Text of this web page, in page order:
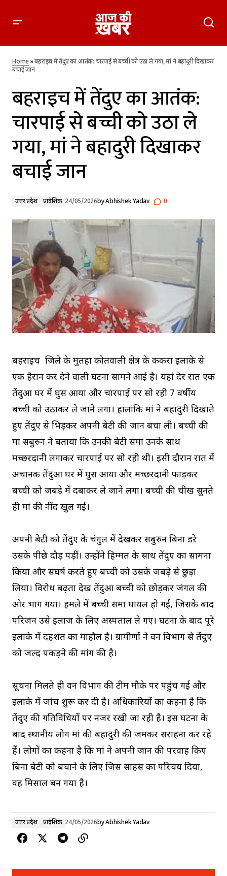
दिखाकर बचाई जान
Home»बहराइच में तेंदुए का आतंक: चारपाई से बच्ची को उठा ले गया, मां ने बहादुरी दिखाकर
बचाई जान
बहराइच में तेंदुए का आतंक:
चारपाई से बच्ची को उठा ले
गया, मां ने बहादुरी दिखाकर
बचाई जान
उत्तर प्रदेश प्रादेशिक 24/05/2026byAbhishek Yadav 0
बहराइच जिले के मुर्तिहा कोतवाली क्षेत्र के ककरा इलाके से
एक हैरान कर देने वाली घटना सामने आई है। यहां देर रात एक
तेंदुआ घर में घुस आया और चारपाई पर सो रही 7 वर्षीय
बच्ची को उठाकर ले जाने लगा। हालांकि मां ने बहादुरी दिखाते
हुए तेंदुए से भिड़कर अपनी बेटी की जान बचा ली। बच्ची की
मां सबुरुन ने बताया कि उनकी बेटी समा उनके साथ
मच्छरदानी लगाकर चारपाई पर सो रही थी। इसी दौरान रात में
अचानक तेंदुआ घर में घुस आया और मच्छरदानी फाड़कर
बच्ची को जबड़े में दबाकर ले जाने लगा। बच्ची की चीख सुनते
ही मां की नींद खुल गई।
अपनी बेटी को तेंदुए के चंगुल में देखकर सबुरुन बिना डरे
उसके पीछे दौड़ पड़ीं। उन्होंने हिम्मत के साथ तेंदुए का सामना
किया और संघर्ष करते हुए बच्ची को उसके जबड़े से छुड़ा
लिया। विरोध बढ़ता देख तेंदुआ बच्ची को छोड़कर जंगल की
ओर भाग गया। हमले में बच्ची समा घायल हो गई, जिसके बाद
परिजन उसे इलाज के लिए अस्पताल ले गए। घटना के बाद पूरे
इलाके में दहशत का माहौल है। ग्रामीणों ने वन विभाग से तेंदुए
को जल्द पकड़ने की मांग की है।
सूचना मिलते ही वन विभाग की टीम मौके पर पहुंच गई और
इलाके में जांच शुरू कर दी है। अधिकारियों का कहना है कि
तेंदुए की गतिविधियों पर नजर रखी जा रही है। इस घटना के
बाद स्थानीय लोग मां की बहादुरी की जमकर सराहना कर रहे
हैं। लोगों का कहना है कि मां ने अपनी जान की परवाह किए
बिना बेटी को बचाने के लिए जिस साहस का परिचय दिया,
वह मिसाल बन गया है।
उत्तर प्रदेश प्रादेशिक 24/05/2026byAbhishek Yadav